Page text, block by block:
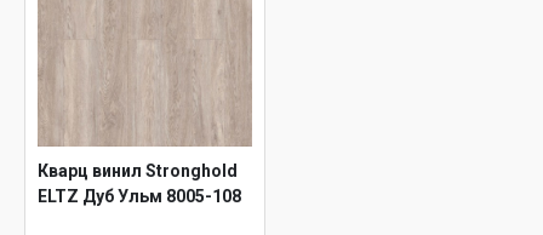
Кварц винил Stronghold
ELTZ Дуб Ульм 8005-108